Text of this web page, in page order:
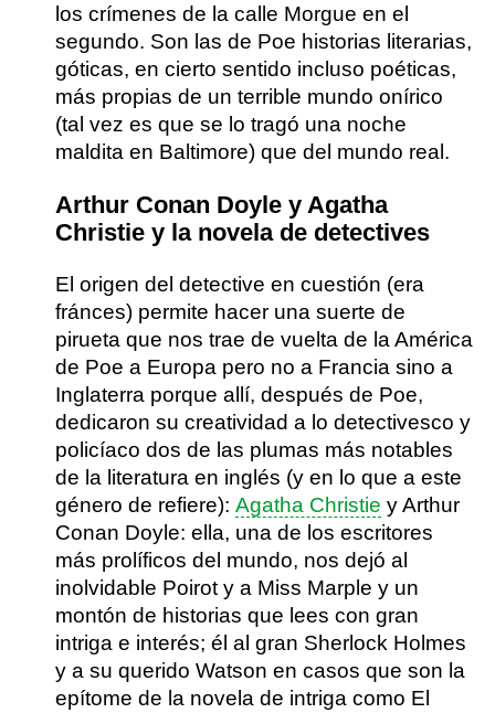
los crímenes de la calle Morgue en el
segundo. Son las de Poe historias literarias,
góticas, en cierto sentido incluso poéticas,
más propias de un terrible mundo onírico
(tal vez es que se lo tragó una noche
maldita en Baltimore) que del mundo real.
Arthur Conan Doyle y Agatha
Christie y la novela de detectives
El origen del detective en cuestión (era
fránces) permite hacer una suerte de
pirueta que nos trae de vuelta de la América
de Poe a Europa pero no a Francia sino a
Inglaterra porque allí, después de Poe,
dedicaron su creatividad a lo detectivesco y
policíaco dos de las plumas más notables
de la literatura en inglés (y en lo que a este
género de refiere): Agatha Christie y Arthur
Conan Doyle: ella, una de los escritores
más prolíficos del mundo, nos dejó al
inolvidable Poirot y a Miss Marple y un
montón de historias que lees con gran
intriga e interés; él al gran Sherlock Holmes
y a su querido Watson en casos que son la
epítome de la novela de intriga como El